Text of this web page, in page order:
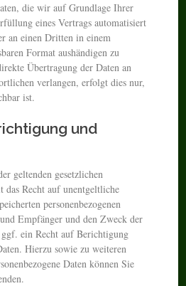
die wir auf Grundlage Ihrer
eines Vertrags automatisiert
an einen Dritten in einem
Format aushändigen zu
Übertragung der Daten an
verlangen, erfolgt dies nur,
ist.
und
geltenden gesetzlichen
das Recht auf unentgeltliche
personenbezogenen
Empfänger und den Zweck der
ein Recht auf Berichtigung
Hierzu sowie zu weiteren
Daten können Sie